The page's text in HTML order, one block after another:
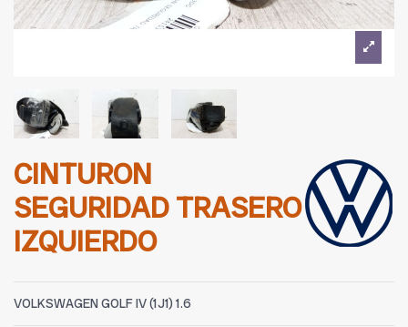
CINTURON
SEGURIDAD TRASERO
IZQUIERDO
VOLKSWAGEN GOLF IV (1J1) 1.6